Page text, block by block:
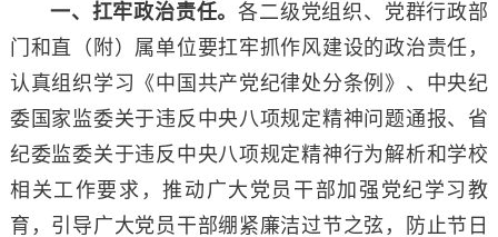
一、扛牢政治责任。各二级党组织、党群行政部
门和直（附）属单位要扛牢抓作风建设的政治责任，
认真组织学习《中国共产党纪律处分条例》、中央纪
委国家监委关于违反中央八项规定精神问题通报、省
纪委监委关于违反中央八项规定精神行为解析和学校
相关工作要求，推动广大党员干部加强党纪学习教
育，引导广大党员干部绷紧廉洁过节之弦，防止节日